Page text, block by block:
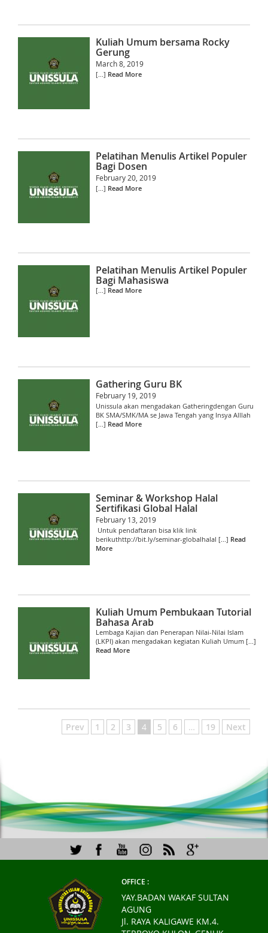
Kuliah Umum bersama Rocky
Gerung
March 8, 2019
[...] Read More
Pelatihan Menulis Artikel Populer
Bagi Dosen
February 20, 2019
[...] Read More
Pelatihan Menulis Artikel Populer
Bagi Mahasiswa
[...] Read More
Gathering Guru BK
February 19, 2019
Unissula akan mengadakan Gatheringdengan Guru
BK SMA/SMK/MA se Jawa Tengah yang Insya Alllah
[...] Read More
Seminar & Workshop Halal
Sertifikasi Global Halal
February 13, 2019
Untuk pendaftaran bisa klik link
berikuthttp://bit.ly/seminar-globalhalal [...] Read
More
Kuliah Umum Pembukaan Tutorial
Bahasa Arab
Lembaga Kajian dan Penerapan Nilai-Nilai Islam
(LKPI) akan mengadakan kegiatan Kuliah Umum [...]
Read More
Prev 1 2 3 4 5 6 … 19 Next
OFFICE :
YAY.BADAN WAKAF SULTAN
AGUNG
Jl. RAYA KALIGAWE KM.4.